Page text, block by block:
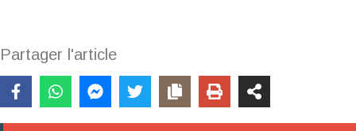
Partager l'article